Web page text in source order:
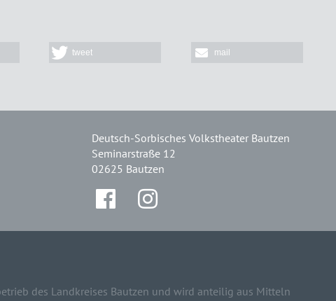
tweet mail
Deutsch-Sorbisches Volkstheater Bautzen
Seminarstraße 12
02625 Bautzen
des Landkreises Bautzen und wird anteilig aus Mitteln